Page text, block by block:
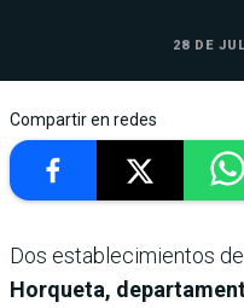
28 DE
Compartir en redes
Dos establecimientos
Horqueta,